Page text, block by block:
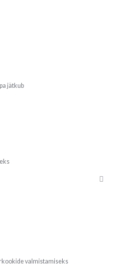
jätkub
valmistamiseks